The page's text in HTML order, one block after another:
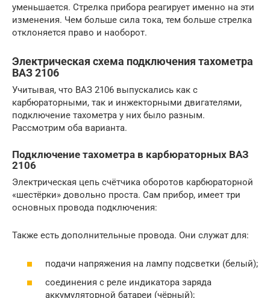
уменьшается. Стрелка прибора реагирует именно на эти
изменения. Чем больше сила тока, тем больше стрелка
отклоняется право и наоборот.
Электрическая схема подключения тахометра
ВАЗ 2106
Учитывая, что ВАЗ 2106 выпускались как с
карбюраторными, так и инжекторными двигателями,
подключение тахометра у них было разным.
Рассмотрим оба варианта.
Подключение тахометра в карбюраторных ВАЗ
2106
Электрическая цепь счётчика оборотов карбюраторной
«шестёрки» довольно проста. Сам прибор, имеет три
основных провода подключения:
Также есть дополнительные провода. Они служат для:
подачи напряжения на лампу подсветки (белый);
соединения с реле индикатора заряда
аккумуляторной батареи (чёрный);